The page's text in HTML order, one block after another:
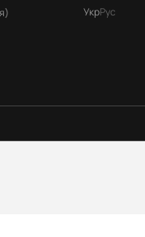
УкрРус